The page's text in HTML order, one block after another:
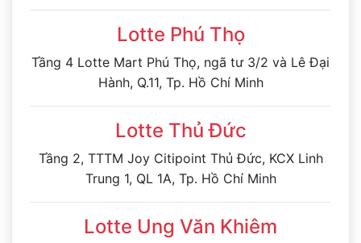
Lotte Phú Thọ
Tầng 4 Lotte Mart Phú Thọ, ngã tư 3/2 và Lê Đại
Hành, Q.11, Tp. Hồ Chí Minh
Lotte Thủ Đức
Tầng 2, TTTM Joy Citipoint Thủ Đức, KCX Linh
Trung 1, QL 1A, Tp. Hồ Chí Minh
Lotte Ung Văn Khiêm